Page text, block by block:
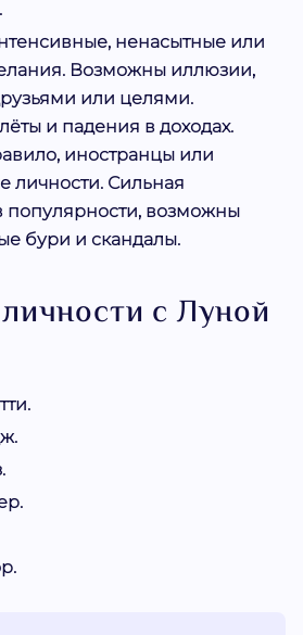
ненасытные или
Возможны иллюзии,
или целями.
и падения в доходах.
иностранцы или
личности. Сильная
популярности, возможны
бури и скандалы.
с Луной